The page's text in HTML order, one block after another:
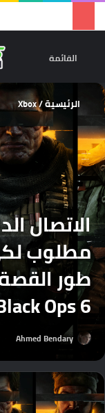
القائمة
الرئيسية/
Xbox
الاتصال
مطلوب
Ops 6.
Ahmed Bendary